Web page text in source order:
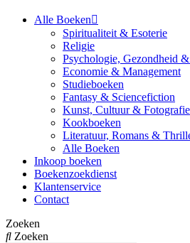
Alle Boeken
Spiritualiteit & Esoterie
Religie
Psychologie, Gezondheid
Economie & Management
Studieboeken
Fantasy & Sciencefiction
Kunst, Cultuur & Fotografie
Kookboeken
Literatuur, Romans &
Alle Boeken
Inkoop boeken
Boekenzoekdienst
Klantenservice
Contact
Zoeken
Zoeken